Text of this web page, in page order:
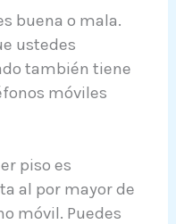
buena o mala.
ustedes
también tiene
móviles
piso es
al por mayor de
móvil. Puedes